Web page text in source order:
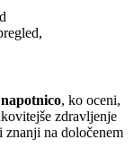
, ko oceni,
zdravljenje
na določenem